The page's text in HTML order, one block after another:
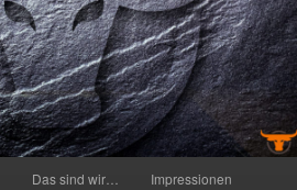
Das sind wir… Impressionen